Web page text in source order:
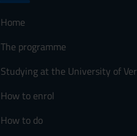
Home
The programme
Studying at the University of
How to enrol
How to do